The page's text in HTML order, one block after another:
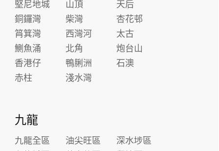
堅尼地城
山頂
天后
銅鑼灣
柴灣
杏花邨
筲箕灣
西灣河
太古
鰂魚涌
北角
炮台山
香港仔
鴨脷洲
石澳
赤柱
淺水灣
九龍
九龍全區 油尖旺區
深水埗區